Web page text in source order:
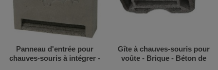
Panneau d'entrée pour
chauves-souris à intégrer -
Gîte à chauves-souris pour
voûte - Brique - Béton de